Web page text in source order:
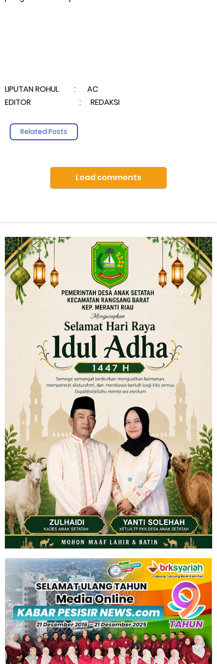
LIPUTAN ROHUL : AC
EDITOR : REDAKSI
Related Posts
Load comments